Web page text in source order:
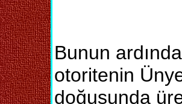
Bunun
otoritenin
doğusunda